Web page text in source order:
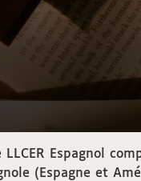
Espagnol
(Espagne et